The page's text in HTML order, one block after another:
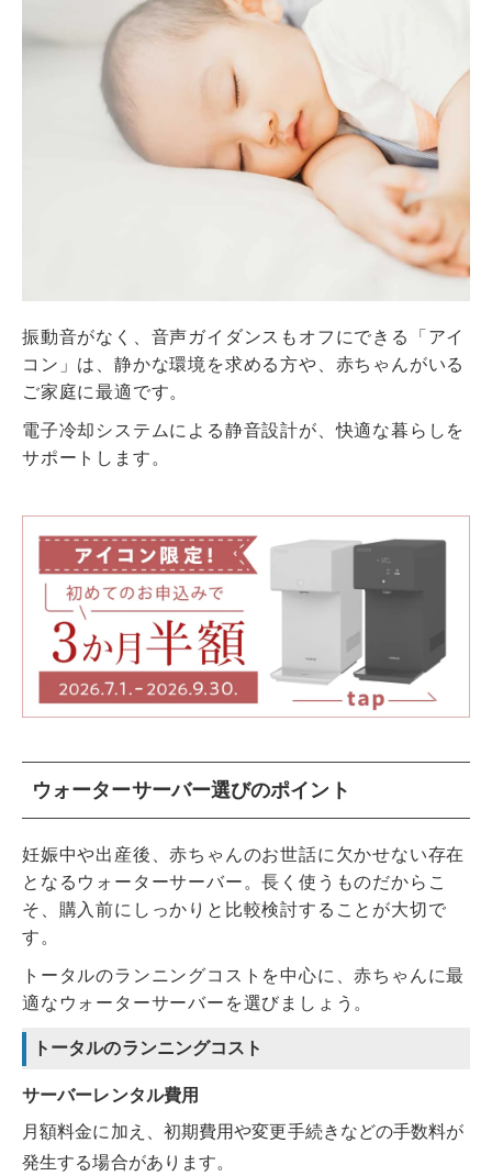
振動音がなく、音声ガイダンスもオフにできる「アイ
コン」は、静かな環境を求める方や、赤ちゃんがいる
ご家庭に最適です。
電子冷却システムによる静音設計が、快適な暮らしを
サポートします。
ウォーターサーバー選びのポイント
妊娠中や出産後、赤ちゃんのお世話に欠かせない存在
となるウォーターサーバー。長く使うものだからこ
そ、購入前にしっかりと比較検討することが大切で
す。
トータルのランニングコストを中心に、赤ちゃんに最
適なウォーターサーバーを選びましょう。
トータルのランニングコスト
サーバーレンタル費用
月額料金に加え、初期費用や変更手続きなどの手数料が
発生する場合があります。